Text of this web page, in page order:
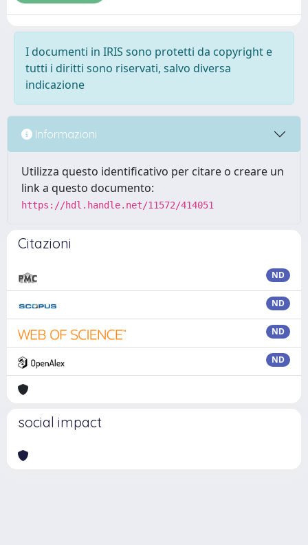
I documenti in IRIS sono protetti da copyright e
tutti i diritti sono riservati, salvo diversa
indicazione
Informazioni
Utilizza questo identificativo per citare o creare un
link a questo documento:
https://hdl.handle.net/11572/414051
Citazioni
ND
ND
ND
ND
social impact